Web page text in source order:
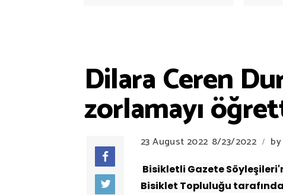
Dilara Ceren
zorlamayı
23 August 2022 8/23/2022 / by
Bisikletli Gazete
Bisiklet Topluluğu